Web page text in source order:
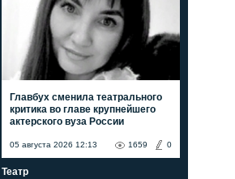
Главбух сменила театрального
критика во главе крупнейшего
актерского вуза России
05 августа 2026 12:13 0
1659
Театр